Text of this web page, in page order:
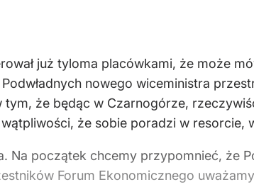
już tyloma placówkami, że może
nowego wiceministra
tym, że będąc w Czarnogórze,
że sobie poradzi w resorcie,
Na początek chcemy przypomnieć, że
Forum Ekonomicznego